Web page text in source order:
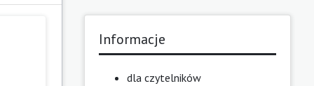
Informacje
dla czytelników